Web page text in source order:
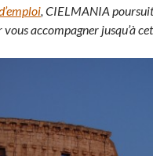
, CIELMANIA
accompagner jusqu’à